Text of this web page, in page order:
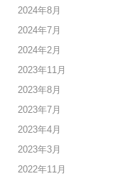
2024年8月
2024年7月
2024年2月
2023年11月
2023年8月
2023年7月
2023年4月
2023年3月
2022年11月